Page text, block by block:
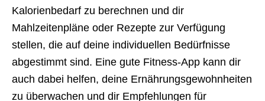
Kalorienbedarf zu berechnen und dir
Mahlzeitenpläne oder Rezepte zur Verfügung
stellen, die auf deine individuellen Bedürfnisse
abgestimmt sind. Eine gute Fitness-App kann dir
auch dabei helfen, deine Ernährungsgewohnheiten
zu überwachen und dir Empfehlungen für